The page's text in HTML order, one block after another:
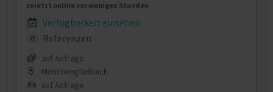
zuletzt online vor wenigen Stunden
Verfügbarkeit einsehen
0 Referenzen
auf Anfrage
Mönchengladbach
auf Anfrage